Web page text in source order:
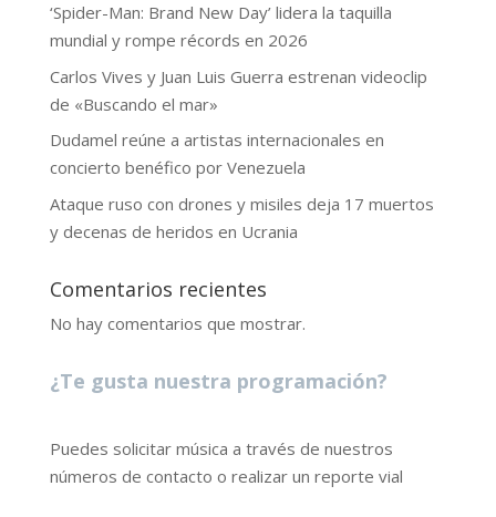
‘Spider-Man: Brand New Day’ lidera la taquilla
mundial y rompe récords en 2026
Carlos Vives y Juan Luis Guerra estrenan videoclip
de «Buscando el mar»
Dudamel reúne a artistas internacionales en
concierto benéfico por Venezuela
Ataque ruso con drones y misiles deja 17 muertos
y decenas de heridos en Ucrania
Comentarios recientes
No hay comentarios que mostrar.
¿Te gusta nuestra programación?
Puedes solicitar música a través de nuestros
números de contacto o realizar un reporte vial